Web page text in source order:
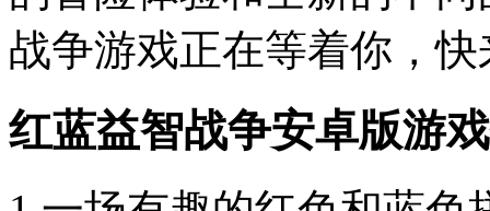
战争游戏正在等着你，
红蓝益智战争安卓版游